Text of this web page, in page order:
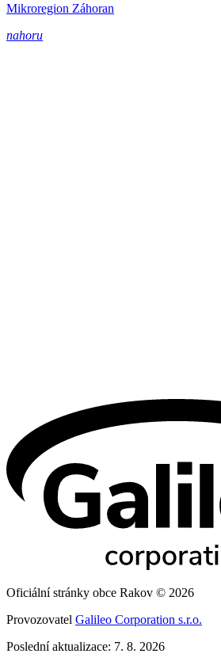
Mikroregion Záhoran
nahoru
Oficiální stránky obce Rakov © 2026
Provozovatel Galileo Corporation s.r.o.
Poslední aktualizace: 7. 8. 2026